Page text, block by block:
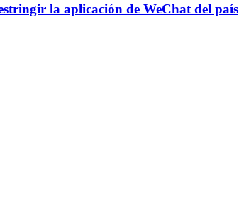
la aplicación de WeChat del país